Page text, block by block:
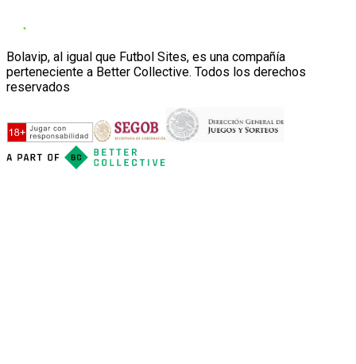
Bolavip, al igual que Futbol Sites, es una compañía
perteneciente a Better Collective. Todos los derechos
reservados